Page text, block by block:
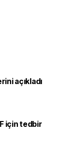
açıkladı
için tedbir